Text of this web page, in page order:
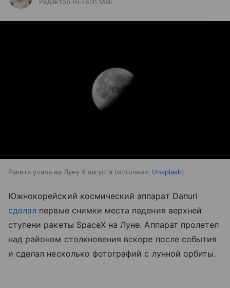
Ракета упала на Луну 5 августа источник: Unsplash
Южнокорейский космический аппарат Danuri
сделал первые снимки места падения верхней
ступени ракеты SpaceX на Луне. Аппарат пролетел
над районом столкновения вскоре после события
и сделал несколько фотографий с лунной орбиты.